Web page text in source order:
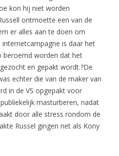
kon hij niet worden
ontmoette een van de
er alles aan te doen om
is daar het
beroemd worden dat het
en gepakt wordt.?De
echter die van de maker van
in de VS opgepakt voor
masturberen, nadat
door alle stress rondom de
Russel gingen net als Kony